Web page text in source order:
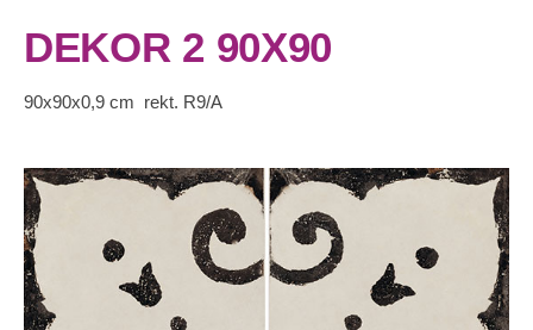
DEKOR 2 90X90
90x90x0,9 cm rekt. R9/A